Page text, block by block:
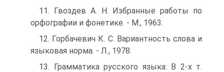
11. Гвоздев А. Н. Избранные работы по
орфографии и фонетике. - М., 1963.
12. Горбачевич К. С. Вариантность слова и
языковая норма. - Л., 1978.
13. Грамматика русского языка: В 2-х т.